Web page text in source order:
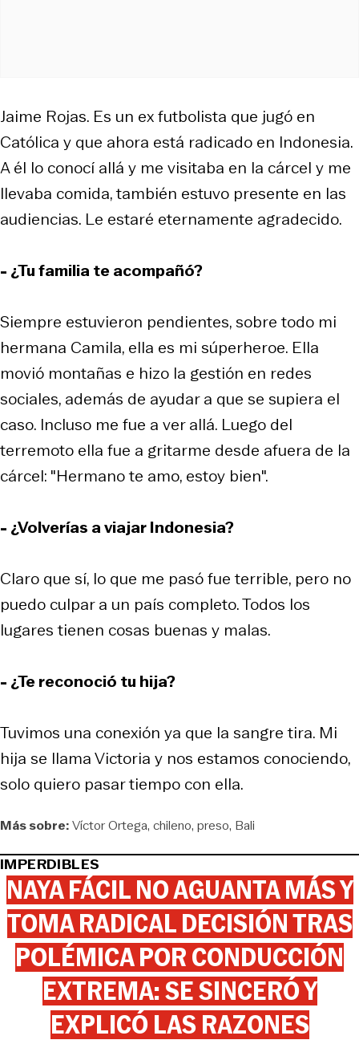
Jaime Rojas. Es un ex futbolista que jugó en
Católica y que ahora está radicado en Indonesia.
A él lo conocí allá y me visitaba en la cárcel y me
llevaba comida, también estuvo presente en las
audiencias. Le estaré eternamente agradecido.
- ¿Tu familia te acompañó?
Siempre estuvieron pendientes, sobre todo mi
hermana Camila, ella es mi súperheroe. Ella
movió montañas e hizo la gestión en redes
sociales, además de ayudar a que se supiera el
caso. Incluso me fue a ver allá. Luego del
terremoto ella fue a gritarme desde afuera de la
cárcel: "Hermano te amo, estoy bien".
- ¿Volverías a viajar Indonesia?
Claro que sí, lo que me pasó fue terrible, pero no
puedo culpar a un país completo. Todos los
lugares tienen cosas buenas y malas.
- ¿Te reconoció tu hija?
Tuvimos una conexión ya que la sangre tira. Mi
hija se llama Victoria y nos estamos conociendo,
solo quiero pasar tiempo con ella.
Más sobre:Víctor Ortega chileno preso Bali
IMPERDIBLES
NAYA FÁCIL NO AGUANTA MÁS Y
TOMA RADICAL DECISIÓN TRAS
POLÉMICA POR CONDUCCIÓN
EXTREMA: SE SINCERÓ Y
EXPLICÓ LAS RAZONES